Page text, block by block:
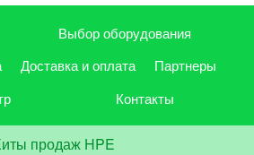
Выбор оборудования
Доставка и оплата
Партнеры
Контакты
продаж HPE